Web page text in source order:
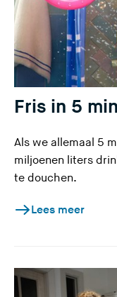
Fris in 5
Als we allemaal 5
miljoenen liters
te douchen.
Lees meer